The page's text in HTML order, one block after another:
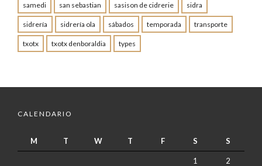
samedi san sebastian sasison de cidrerie sidra
sidrería sidrería ola sábados temporada transporte
txotx txotx denboraldia types
CALENDARIO
M T W T F S S
1 2